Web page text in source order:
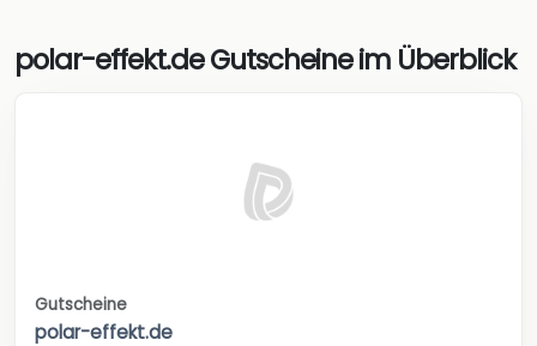
polar-effekt.de Gutscheine im Überblick
Gutscheine
polar-effekt.de